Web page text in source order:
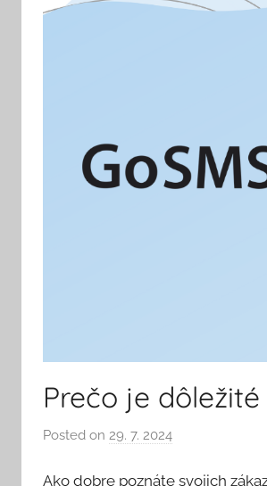
Prečo je
Posted on 29. 7. 2024
V
Ako dobre poznáte svojich